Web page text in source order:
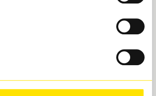
hos Däckspecialen
dina nya däck eller fälgar hos oss
Hisingen (Bäckebol) eller